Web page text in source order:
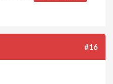
#16